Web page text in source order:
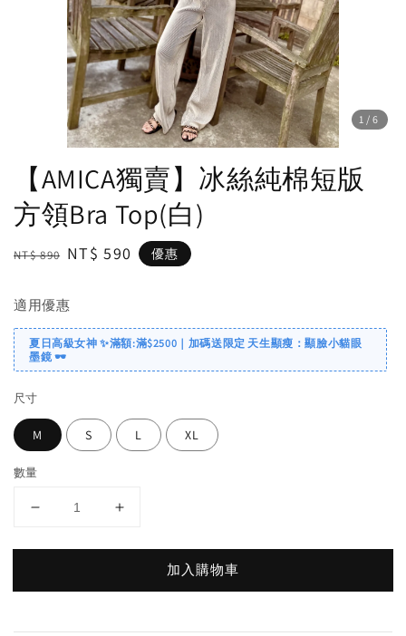
1 /6
【AMICA獨賣】冰絲純棉短版
方領Bra Top(白)
Regular
NT$ 890 Sale
NT$ 590 優惠
適用優惠
夏日高級女神 ✨滿額:滿$2500｜加碼送限定 天生顯瘦：顯臉小貓眼
墨鏡 🕶️
尺寸
M S L XL
數量
加入購物車